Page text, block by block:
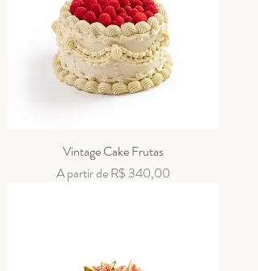
Vintage Cake Frutas
A partir deR$ 340,00
Preço promocional